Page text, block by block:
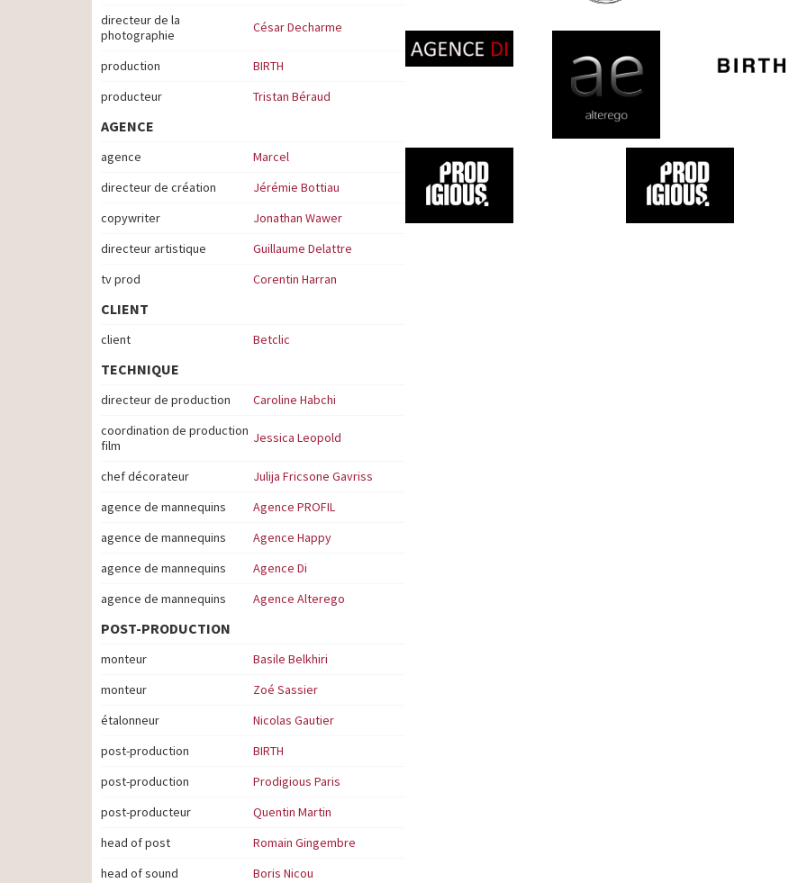
directeur de la
photographie
César Decharme
production
BIRTH
producteur
Tristan Béraud
AGENCE
agence
Marcel
directeur de création
Jérémie Bottiau
copywriter
Jonathan Wawer
directeur artistique
Guillaume Delattre
tv prod
Corentin Harran
CLIENT
client Betclic
TECHNIQUE
directeur de production
Caroline Habchi
coordination de production
film
Jessica Leopold
chef décorateur
Julija Fricsone Gavriss
agence de mannequins
Agence PROFIL
agence de mannequins
Agence Happy
agence de mannequins
Agence Di
agence de mannequins
Agence Alterego
POST-PRODUCTION
monteur
Basile Belkhiri
monteur
Zoé Sassier
étalonneur
Nicolas Gautier
post-production
BIRTH
post-production
Prodigious Paris
post-producteur
Quentin Martin
head of post
Romain Gingembre
head of sound
Boris Nicou